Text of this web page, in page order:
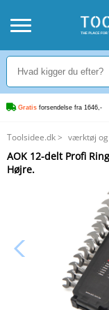
Gratis forsendelse fra 1646,-
Toolsidee.dk> værktøj
AOK 12-delt Profi Ring-,
AOK 12-delt Profi
Højre.